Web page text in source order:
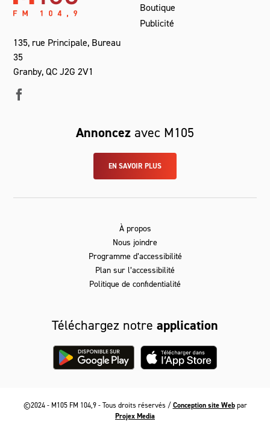
135, rue Principale, Bureau
35
Granby, QC J2G 2V1
Boutique
Publicité
Annoncez avec M105
EN SAVOIR PLUS
À propos
Nous joindre
Programme d’accessibilité
Plan sur l’accessibilité
Politique de confidentialité
Téléchargez notre application
©2024 - M105 FM 104,9 - Tous droits réservés /Conception site Webpar
Projex Media